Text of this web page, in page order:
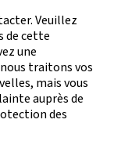
Veuillez
de cette
une
traitons vos
mais vous
auprès de
des